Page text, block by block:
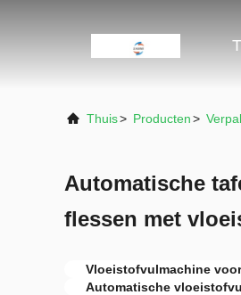
Thuis> Producten>
Automatische
flessen met
Vloeistofvulmachine
Automatische